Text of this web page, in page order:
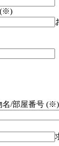
(※)
名/部屋番号 (※)